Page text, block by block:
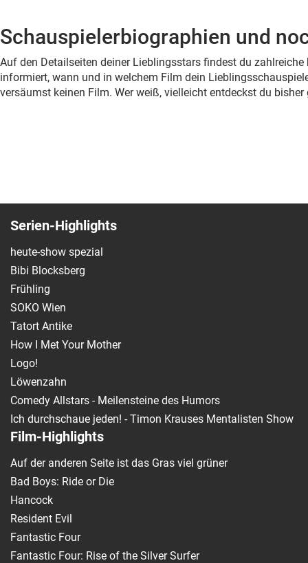
Schauspielerbiographien und
Auf den Detailseiten deiner Lieblingsstars findest du
informiert, wann und in welchem Film dein
versäumst keinen Film. Wer weiß, vielleicht entdeckst du
Serien-Highlights
heute-show spezial
Bibi Blocksberg
Frühling
SOKO Wien
Tatort Antike
How I Met Your Mother
Logo!
Löwenzahn
Comedy Allstars - Meilensteine des Humors
Ich durchschaue jeden! - Timon Krauses Mentalisten Show
Film-Highlights
Auf der anderen Seite ist das Gras viel grüner
Bad Boys: Ride or Die
Hancock
Resident Evil
Fantastic Four
Fantastic Four: Rise of the Silver Surfer